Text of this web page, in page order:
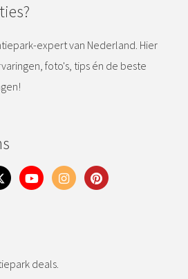
expert van Nederland. Hier
foto's, tips én de beste
deals.